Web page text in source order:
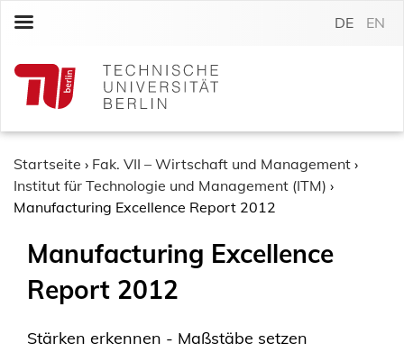
c
DE EN
Startseite › Fak. VII – Wirtschaft und Management ›
Institut für Technologie und Management (ITM) ›
Manufacturing Excellence Report 2012
Manufacturing Excellence
Report 2012
Stärken erkennen - Maßstäbe setzen